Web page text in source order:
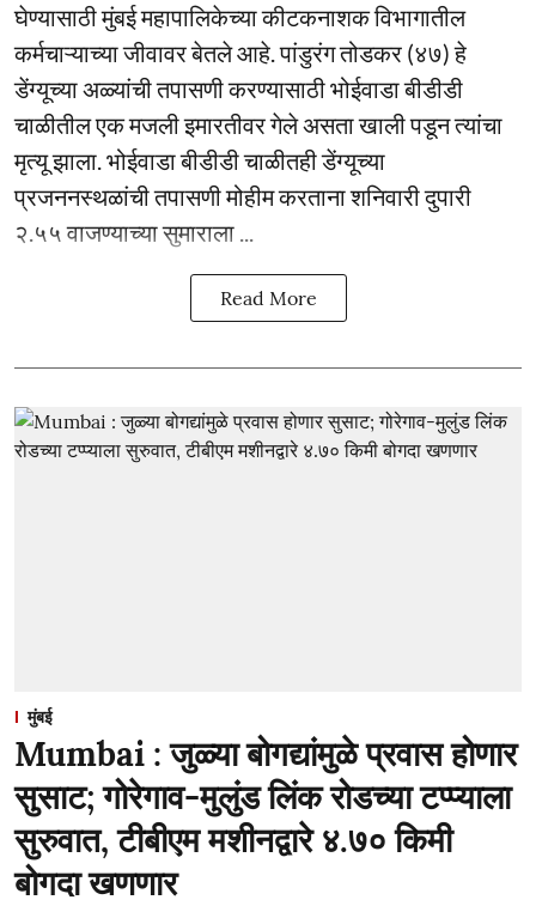
घेण्यासाठी मुंबई महापालिकेच्या कीटकनाशक विभागातील
कर्मचाऱ्याच्या जीवावर बेतले आहे. पांडुरंग तोडकर (४७) हे
डेंग्यूच्या अळ्यांची तपासणी करण्यासाठी भोईवाडा बीडीडी
चाळीतील एक मजली इमारतीवर गेले असता खाली पडून त्यांचा
मृत्यू झाला. भोईवाडा बीडीडी चाळीतही डेंग्यूच्या
प्रजननस्थळांची तपासणी मोहीम करताना शनिवारी दुपारी
२.५५ वाजण्याच्या सुमाराला ...
Read More
मुंबई
Mumbai : जुळ्या बोगद्यांमुळे प्रवास होणार
सुसाट; गोरेगाव-मुलुंड लिंक रोडच्या टप्प्याला
सुरुवात, टीबीएम मशीनद्वारे ४.७० किमी
बोगदा खणणार